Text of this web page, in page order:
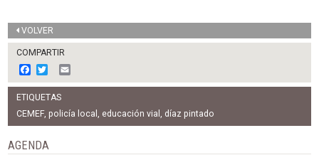
VOLVER
COMPARTIR
F
a
c
e
b
o
o
k
w
i
t
t
e
m
l
ETIQUETAS
CEMEF, policía local , educación vial , díaz pintado
AGENDA